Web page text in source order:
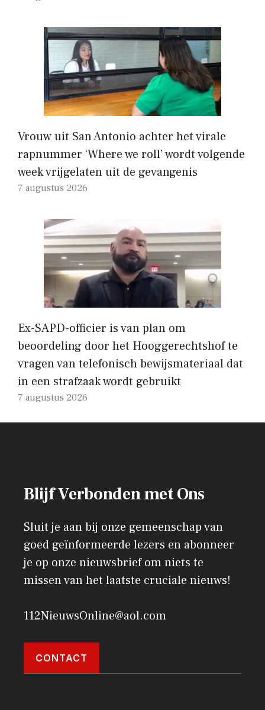
Vrouw uit San Antonio achter het virale
rapnummer ‘Where we roll’ wordt volgende
week vrijgelaten uit de gevangenis
7 augustus 2026
Ex-SAPD-officier is van plan om
beoordeling door het Hooggerechtshof te
vragen van telefonisch bewijsmateriaal dat
in een strafzaak wordt gebruikt
7 augustus 2026
Blijf Verbonden met Ons
Sluit je aan bij onze gemeenschap van
goed geïnformeerde lezers en abonneer
je op onze nieuwsbrief om niets te
missen van het laatste cruciale nieuws!
112NieuwsOnline@aol.com
CONTACT